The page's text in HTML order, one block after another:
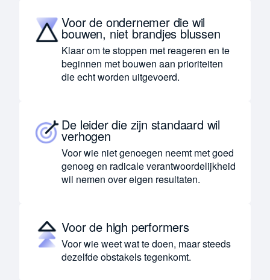
Voor de ondernemer die wil
bouwen, niet brandjes blussen
Klaar om te stoppen met reageren en te
beginnen met bouwen aan prioriteiten
die echt worden uitgevoerd.
De leider die zijn standaard wil
verhogen
Voor wie niet genoegen neemt met goed
genoeg en radicale verantwoordelijkheid
wil nemen over eigen resultaten.
Voor de high performers
Voor wie weet wat te doen, maar steeds
dezelfde obstakels tegenkomt.